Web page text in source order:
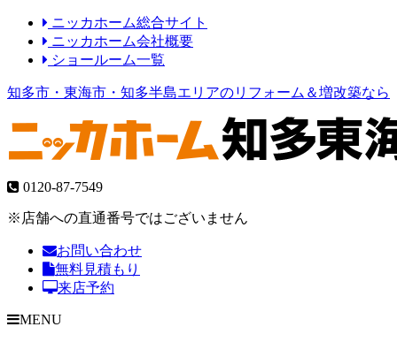
ニッカホーム総合サイト
ニッカホーム会社概要
ショールーム一覧
知多市・東海市・知多半島エリアのリフォーム＆増改築なら
0120-87-7549
※店舗への直通番号ではございません
お問い合わせ
無料見積もり
来店予約
MENU